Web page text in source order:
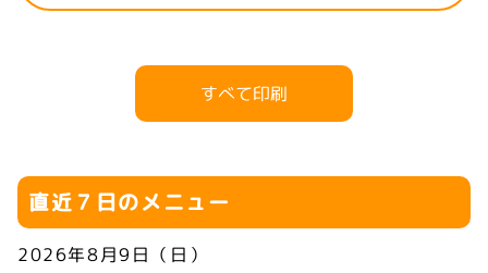
すべて印刷
直近７日のメニュー
2026年8月9日（日）